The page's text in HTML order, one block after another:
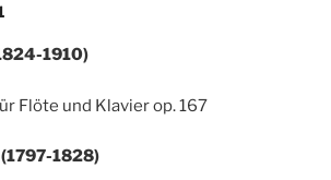
1910)
Flöte und Klavier op. 167
1828)